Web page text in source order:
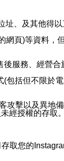
址、及其他得
網頁)等資料，
服務、經營
括但不限於電
攻擊以及異地備
經授權的存取。
取您的